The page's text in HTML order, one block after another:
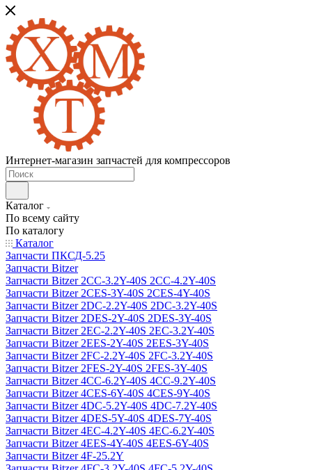
Интернет-магазин запчастей для компрессоров
Каталог
По всему сайту
По каталогу
Каталог
Запчасти ПКСД-5.25
Запчасти Bitzer
Запчасти Bitzer 2CC-3.2Y-40S 2CC-4.2Y-40S
Запчасти Bitzer 2CES-3Y-40S 2CES-4Y-40S
Запчасти Bitzer 2DC-2.2Y-40S 2DC-3.2Y-40S
Запчасти Bitzer 2DES-2Y-40S 2DES-3Y-40S
Запчасти Bitzer 2EC-2.2Y-40S 2EC-3.2Y-40S
Запчасти Bitzer 2EES-2Y-40S 2EES-3Y-40S
Запчасти Bitzer 2FC-2.2Y-40S 2FC-3.2Y-40S
Запчасти Bitzer 2FES-2Y-40S 2FES-3Y-40S
Запчасти Bitzer 4CC-6.2Y-40S 4CC-9.2Y-40S
Запчасти Bitzer 4CES-6Y-40S 4CES-9Y-40S
Запчасти Bitzer 4DC-5.2Y-40S 4DC-7.2Y-40S
Запчасти Bitzer 4DES-5Y-40S 4DES-7Y-40S
Запчасти Bitzer 4EC-4.2Y-40S 4EC-6.2Y-40S
Запчасти Bitzer 4EES-4Y-40S 4EES-6Y-40S
Запчасти Bitzer 4F-25.2Y